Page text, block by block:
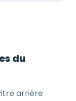
du
arrière